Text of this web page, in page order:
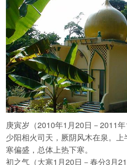
庚寅岁（2010年1月20日－2011
少阳相火司天，厥阴风木在泉。
寒偏盛，总体上热下寒。
初之气（大寒1月20日－春分3月